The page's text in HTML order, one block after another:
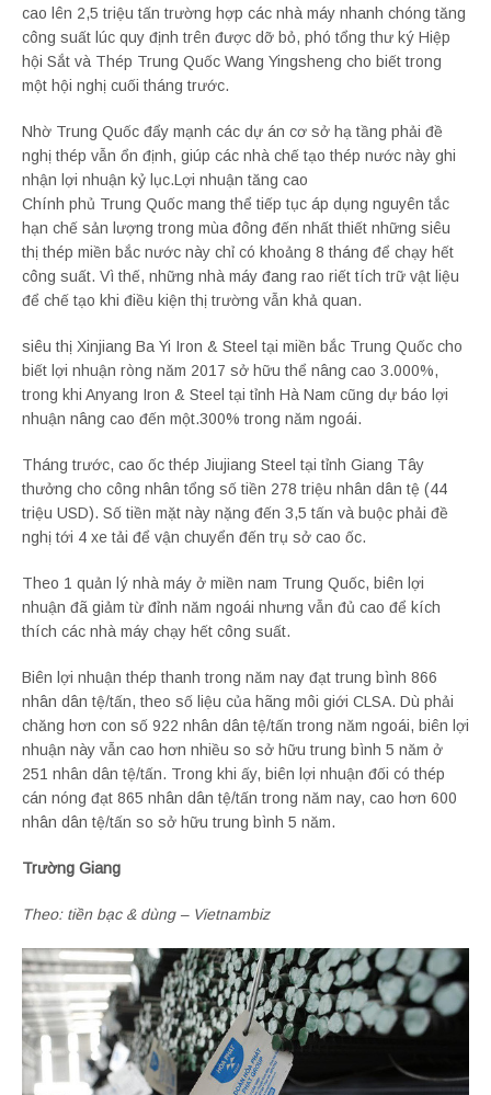
cao lên 2,5 triệu tấn trường hợp các nhà máy nhanh chóng tăng
công suất lúc quy định trên được dỡ bỏ, phó tổng thư ký Hiệp
hội Sắt và Thép Trung Quốc Wang Yingsheng cho biết trong
một hội nghị cuối tháng trước.
Nhờ Trung Quốc đẩy mạnh các dự án cơ sở hạ tầng phải đề
nghị thép vẫn ổn định, giúp các nhà chế tạo thép nước này ghi
nhận lợi nhuận kỷ lục.Lợi nhuận tăng cao
Chính phủ Trung Quốc mang thể tiếp tục áp dụng nguyên tắc
hạn chế sản lượng trong mùa đông đến nhất thiết những siêu
thị thép miền bắc nước này chỉ có khoảng 8 tháng để chạy hết
công suất. Vì thế, những nhà máy đang rao riết tích trữ vật liệu
để chế tạo khi điều kiện thị trường vẫn khả quan.
siêu thị Xinjiang Ba Yi Iron & Steel tại miền bắc Trung Quốc cho
biết lợi nhuận ròng năm 2017 sở hữu thể nâng cao 3.000%,
trong khi Anyang Iron & Steel tại tỉnh Hà Nam cũng dự báo lợi
nhuận nâng cao đến một.300% trong năm ngoái.
Tháng trước, cao ốc thép Jiujiang Steel tại tỉnh Giang Tây
thưởng cho công nhân tổng số tiền 278 triệu nhân dân tệ (44
triệu USD). Số tiền mặt này nặng đến 3,5 tấn và buộc phải đề
nghị tới 4 xe tải để vận chuyển đến trụ sở cao ốc.
Theo 1 quản lý nhà máy ở miền nam Trung Quốc, biên lợi
nhuận đã giảm từ đỉnh năm ngoái nhưng vẫn đủ cao để kích
thích các nhà máy chạy hết công suất.
Biên lợi nhuận thép thanh trong năm nay đạt trung bình 866
nhân dân tệ/tấn, theo số liệu của hãng môi giới CLSA. Dù phải
chăng hơn con số 922 nhân dân tệ/tấn trong năm ngoái, biên lợi
nhuận này vẫn cao hơn nhiều so sở hữu trung bình 5 năm ở
251 nhân dân tệ/tấn. Trong khi ấy, biên lợi nhuận đối có thép
cán nóng đạt 865 nhân dân tệ/tấn trong năm nay, cao hơn 600
nhân dân tệ/tấn so sở hữu trung bình 5 năm.
Trường Giang
Theo: tiền bạc & dùng – Vietnambiz